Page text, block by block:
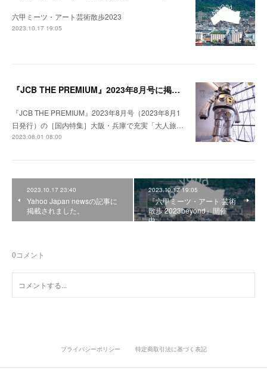
六甲ミーツ・アート芸術散歩2023
2023.10.17 19:05
『JCB THE PREMIUM』2023年8月号に掲載されました。
『JCB THE PREMIUM』2023年8月号（2023年8月1
日発行）の［国内特集］大阪・兵庫で充実「大人旅…
2023.08.01 08:00
2023.10.17 23:40
Yahoo Japan newsの記事に
掲載されました。
2023.10.17 19:05
『六甲ミーツ・アート 芸術
散歩 2023beyond』開催
中。
0コメント
プライバシーポリシー 特定商取引法に基づく表記